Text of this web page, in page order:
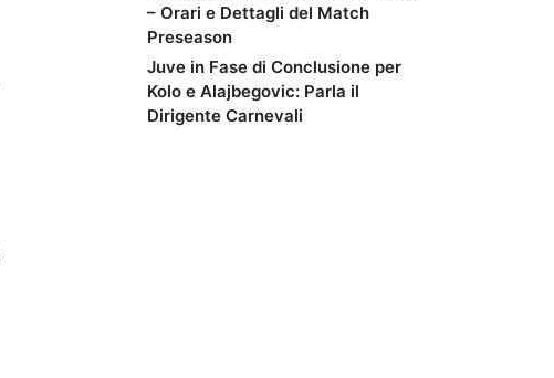
– Orari e Dettagli del Match
Preseason
Juve in Fase di Conclusione per
Kolo e Alajbegovic: Parla il
Dirigente Carnevali